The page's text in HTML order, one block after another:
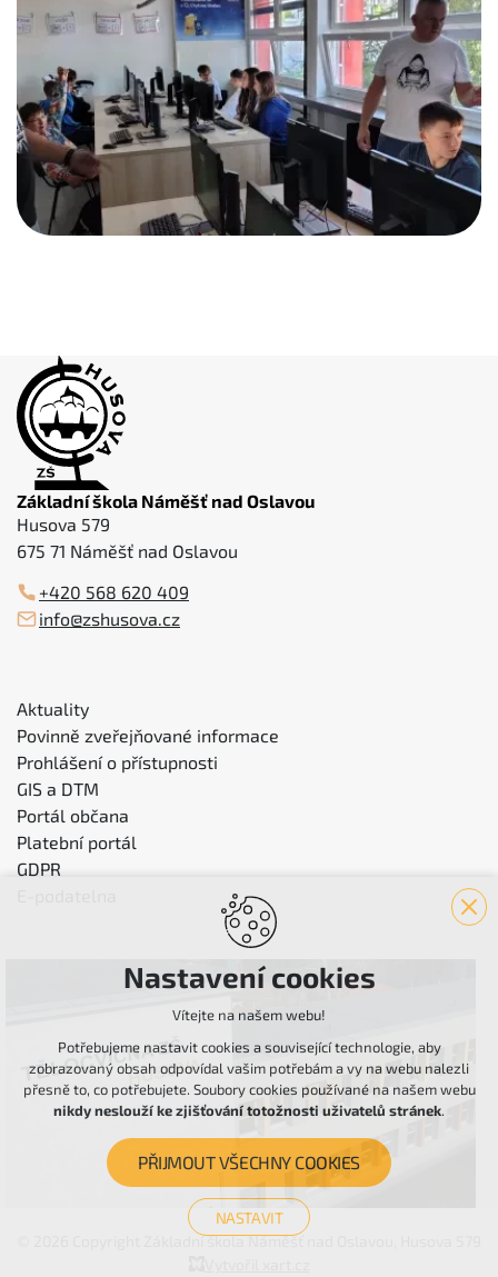
Základní škola Náměšť nad Oslavou
Husova 579
675 71 Náměšť nad Oslavou
+420 568 620 409
info@zshusova.cz
Aktuality
Povinně zveřejňované informace
Prohlášení o přístupnosti
GIS a DTM
Portál občana
Platební portál
GDPR
© 2026 Copyright Základní škola Náměšť nad Oslavou, Husova 579
Nastavení cookies
Vítejte na našem webu!
Potřebujeme nastavit cookies a související technologie, aby
zobrazovaný obsah odpovídal vašim potřebám a vy na webu nalezli
přesně to, co potřebujete. Soubory cookies používané na našem webu
nikdy neslouží ke zjišťování totožnosti uživatelů stránek.
PŘIJMOUT VŠECHNY COOKIES
NASTAVIT